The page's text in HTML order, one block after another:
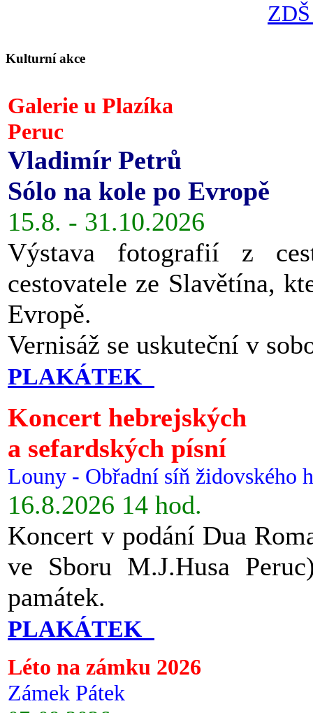
Kulturní akce
Galerie u Plazíka
Peruc
Vladimír Petrů
Sólo na kole po Evropě
15.8. - 31.10.2026
Výstava fotografií z
cestovatele ze Slavětína,
Evropě.
Vernisáž se uskuteční v
PLAKÁTEK
Koncert hebrejských
a sefardských písní
Louny - Obřadní síň židovského
16.8.2026 14 hod.
Koncert v podání Dua
ve Sboru M.J.Husa
památek.
PLAKÁTEK
Léto na zámku 2026
Zámek Pátek